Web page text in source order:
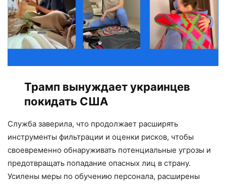
Трамп вынуждает украинцев
покидать США
Служба заверила, что продолжает расширять
инструменты фильтрации и оценки рисков, чтобы
своевременно обнаруживать потенциальные угрозы и
предотвращать попадание опасных лиц в страну.
Усилены меры по обучению персонала, расширены